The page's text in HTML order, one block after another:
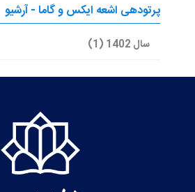
پرتودهی اشعه ایکس و گاما - آرشیو
سال 1402 (1)